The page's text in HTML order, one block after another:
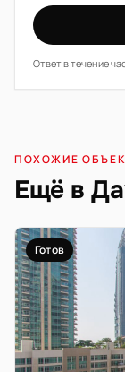
Ответ в течение
ПОХОЖИЕ
Ещё в
Готов